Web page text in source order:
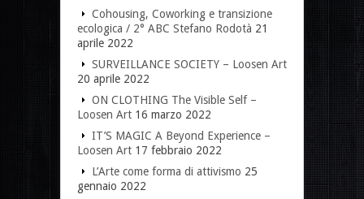
Cohousing, Coworking e transizione
ecologica / 2° ABC Stefano Rodotà 21
aprile 2022
SURVEILLANCE SOCIETY – Loosen Art
20 aprile 2022
ON CLOTHING The Visible Self –
Loosen Art 16 marzo 2022
IT’S MAGIC A Beyond Experience –
Loosen Art 17 febbraio 2022
L’Arte come forma di attivismo 25
gennaio 2022